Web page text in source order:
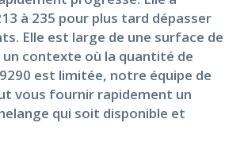
à 235 pour plus tard dépasser
Elle est large de une surface de
un contexte où la quantité de
est limitée, notre équipe de
vous fournir rapidement un
qui soit disponible et